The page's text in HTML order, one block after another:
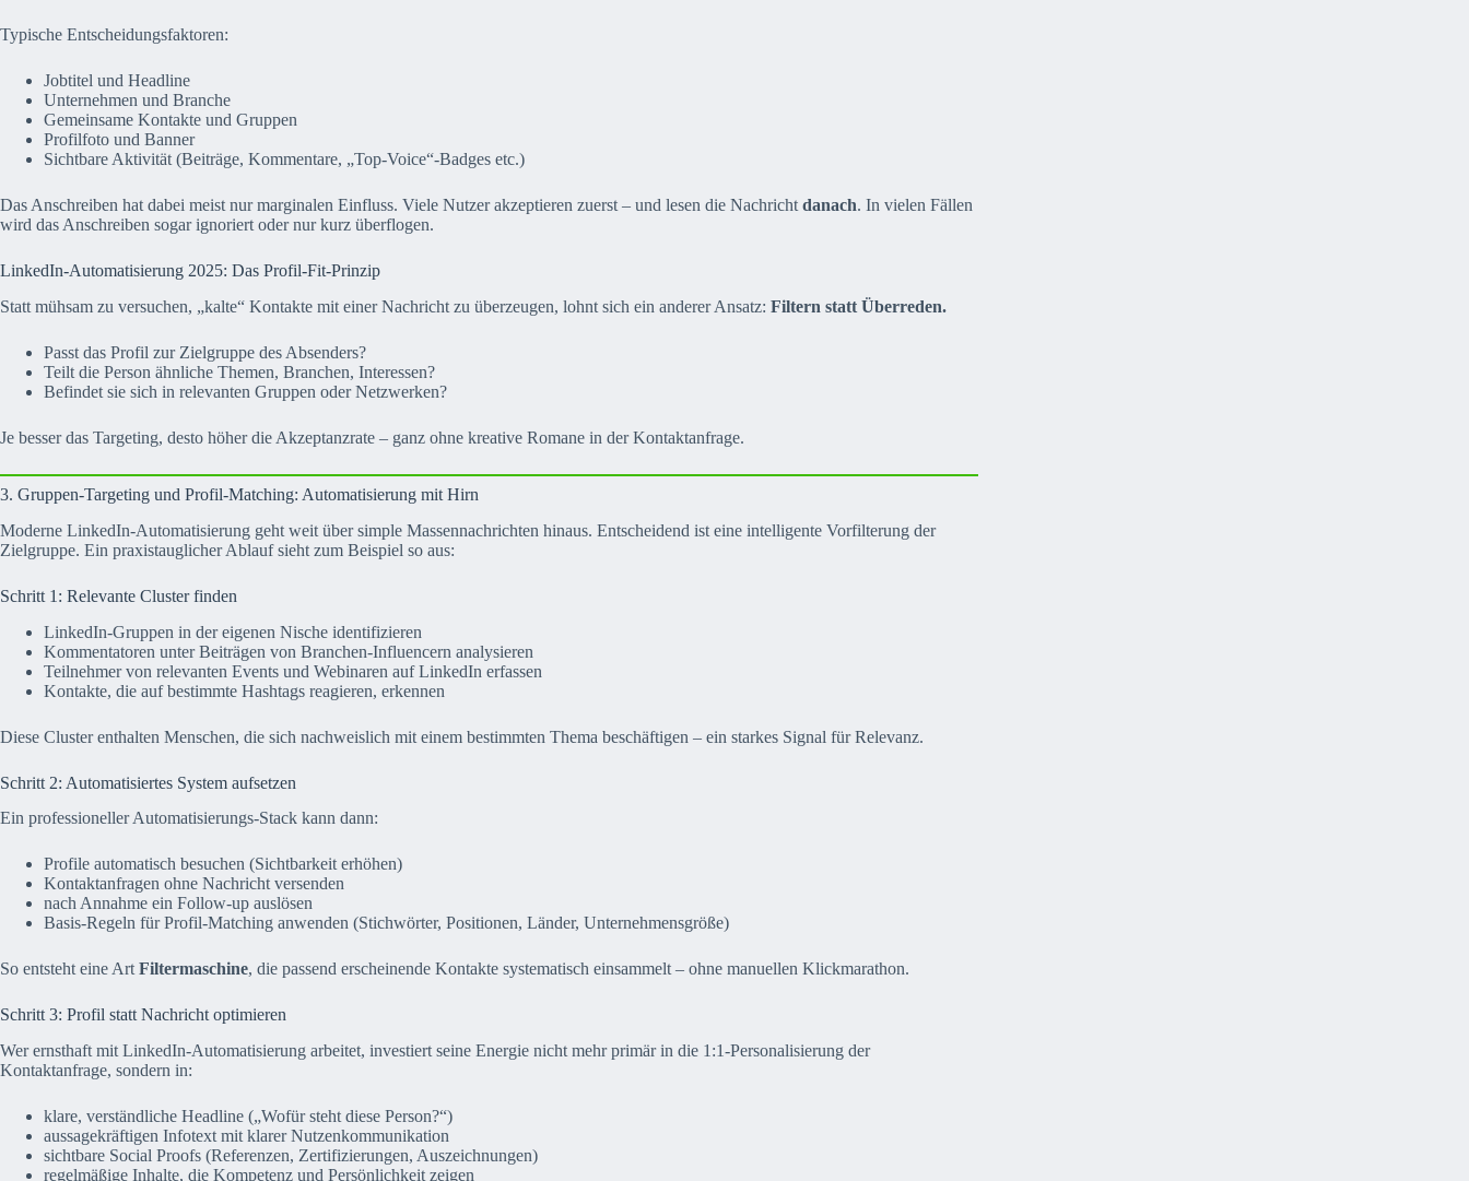
Typische Entscheidungsfaktoren:
Jobtitel und Headline
Unternehmen und Branche
Gemeinsame Kontakte und Gruppen
Profilfoto und Banner
Sichtbare Aktivität (Beiträge, Kommentare, „Top-Voice“-Badges etc.)
Das Anschreiben hat dabei meist nur marginalen Einfluss. Viele Nutzer akzeptieren zuerst – und lesen die Nachricht danach. In vielen Fällen
wird das Anschreiben sogar ignoriert oder nur kurz überflogen.
LinkedIn-Automatisierung 2025: Das Profil-Fit-Prinzip
Statt mühsam zu versuchen, „kalte“ Kontakte mit einer Nachricht zu überzeugen, lohnt sich ein anderer Ansatz: Filtern statt Überreden.
Passt das Profil zur Zielgruppe des Absenders?
Teilt die Person ähnliche Themen, Branchen, Interessen?
Befindet sie sich in relevanten Gruppen oder Netzwerken?
Je besser das Targeting, desto höher die Akzeptanzrate – ganz ohne kreative Romane in der Kontaktanfrage.
3. Gruppen-Targeting und Profil-Matching: Automatisierung mit Hirn
Moderne LinkedIn-Automatisierung geht weit über simple Massennachrichten hinaus. Entscheidend ist eine intelligente Vorfilterung der
Zielgruppe. Ein praxistauglicher Ablauf sieht zum Beispiel so aus:
Schritt 1: Relevante Cluster finden
LinkedIn-Gruppen in der eigenen Nische identifizieren
Kommentatoren unter Beiträgen von Branchen-Influencern analysieren
Teilnehmer von relevanten Events und Webinaren auf LinkedIn erfassen
Kontakte, die auf bestimmte Hashtags reagieren, erkennen
Diese Cluster enthalten Menschen, die sich nachweislich mit einem bestimmten Thema beschäftigen – ein starkes Signal für Relevanz.
Schritt 2: Automatisiertes System aufsetzen
Ein professioneller Automatisierungs-Stack kann dann:
Profile automatisch besuchen (Sichtbarkeit erhöhen)
Kontaktanfragen ohne Nachricht versenden
nach Annahme ein Follow-up auslösen
Basis-Regeln für Profil-Matching anwenden (Stichwörter, Positionen, Länder, Unternehmensgröße)
So entsteht eine ArtFiltermaschine, die passend erscheinende Kontakte systematisch einsammelt – ohne manuellen Klickmarathon.
Schritt 3: Profil statt Nachricht optimieren
Wer ernsthaft mit LinkedIn-Automatisierung arbeitet, investiert seine Energie nicht mehr primär in die 1:1-Personalisierung der
Kontaktanfrage, sondern in:
klare, verständliche Headline („Wofür steht diese Person?“)
aussagekräftigen Infotext mit klarer Nutzenkommunikation
sichtbare Social Proofs (Referenzen, Zertifizierungen, Auszeichnungen)
regelmäßige Inhalte, die Kompetenz und Persönlichkeit zeigen